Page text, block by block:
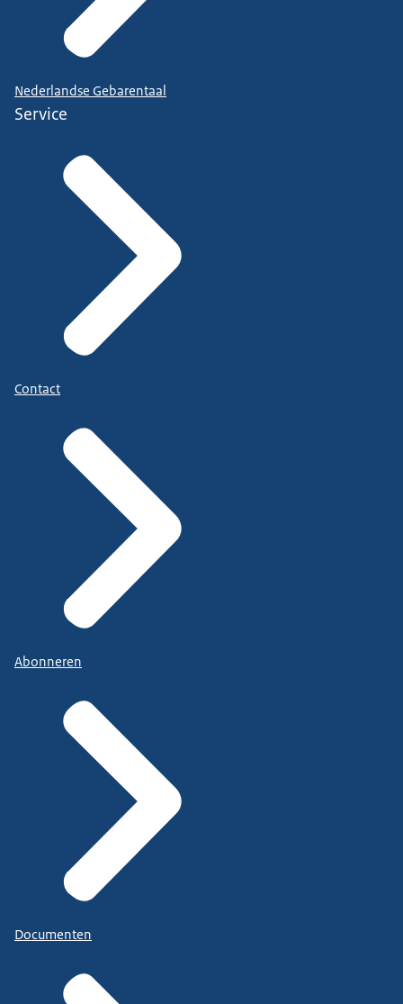
Ik ben zelf opgegroeid in in een
achterstandswijk en daar...
merk je dat de problemen ontstaan doordat
mensen dingen niet goed geregeld hebben.
en dat is iets wat ik
wel meer heb gezien in mijn omgeving.
Want ook al ben je niet heel vermogend,
dat dat wel voor een hoop problemen...
op papier hebt gezet en dat had voorkomen...
goed was vastgelegd.
Nederlandse Gebarentaal
Service
Contact
Abonneren
Documenten